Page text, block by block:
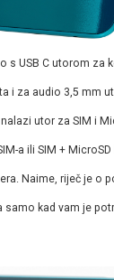
s USB C utorom za
i za audio 3,5 mm
utor za SIM i
a ili SIM +
Naime, riječ je o
kad vam je